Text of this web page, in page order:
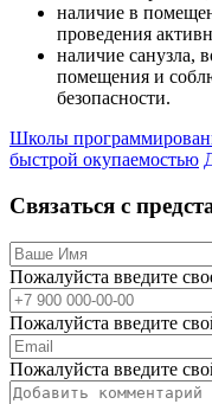
наличие в
проведения
наличие санузла,
помещения и
безопасности.
Школы
быстрой окупаемостью
Связаться с
Пожалуйста введите
Пожалуйста введите
Пожалуйста введите